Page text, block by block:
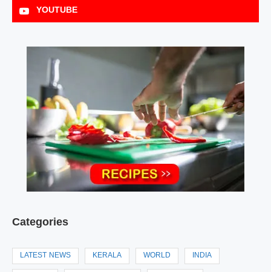
YOUTUBE
Categories
LATEST NEWS KERALA WORLD INDIA